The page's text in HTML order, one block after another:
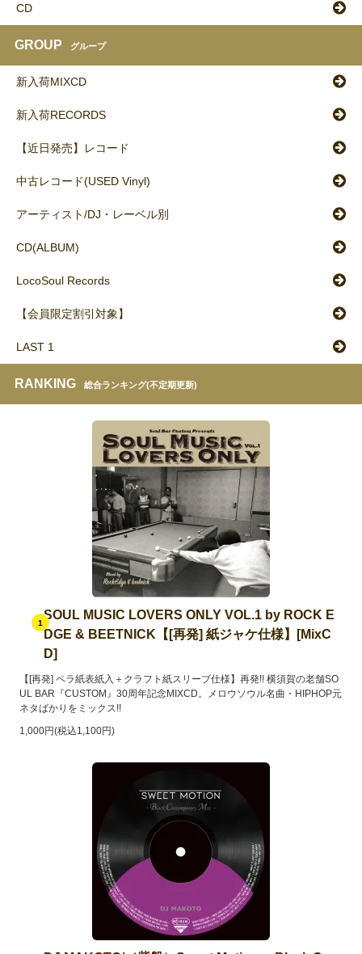
CD
GROUP グループ
新入荷MIXCD
新入荷RECORDS
【近日発売】レコード
中古レコード(USED Vinyl)
アーティスト/DJ・レーベル別
CD(ALBUM)
LocoSoul Records
【会員限定割引対象】
LAST 1
RANKING 総合ランキング(不定期更新)
1
SOUL MUSIC LOVERS ONLY VOL.1 by ROCK E
DGE & BEETNICK【[再発] 紙ジャケ仕様】[MixC
D]
【[再発] ペラ紙表紙入＋クラフト紙スリーブ仕様】再発!! 横須賀の老舗SO
UL BAR『CUSTOM』30周年記念MIXCD。メロウソウル名曲・HIPHOP元
ネタばかりをミックス!!
1,000円(税込1,100円)